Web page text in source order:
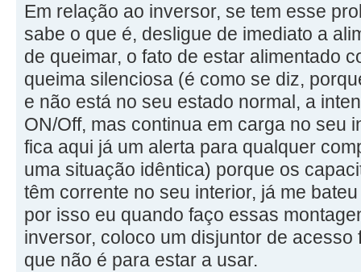
Em relação ao inversor, se tem esse
sabe o que é, desligue de imediato a
de queimar, o fato de estar alimentado
queima silenciosa (é como se diz,
e não está no seu estado normal, a
ON/Off, mas continua em carga no seu
fica aqui já um alerta para qualquer
uma situação idêntica) porque os
têm corrente no seu interior, já me
por isso eu quando faço essas
inversor, coloco um disjuntor de
que não é para estar a usar.